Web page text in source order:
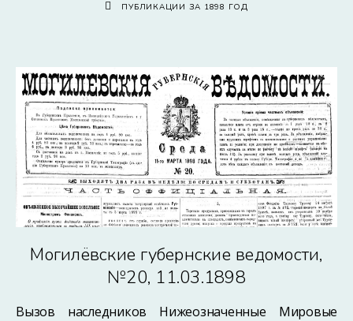
ПУБЛИКАЦИИ ЗА 1898 ГОД
Могилёвские губернские ведомости,
№20, 11.03.1898
Вызов наследников Нижеозначенные Мировые